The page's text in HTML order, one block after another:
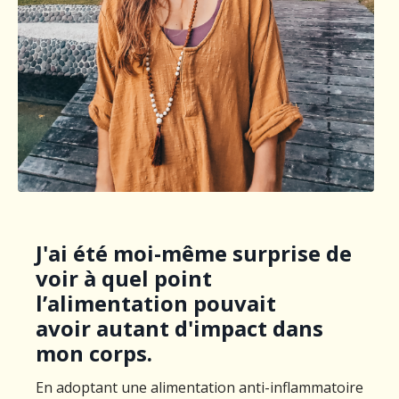
J'ai été moi-même surprise de
voir à quel point
l’alimentation pouvait
avoir autant d'impact dans
mon corps.
En adoptant une alimentation anti-inflammatoire